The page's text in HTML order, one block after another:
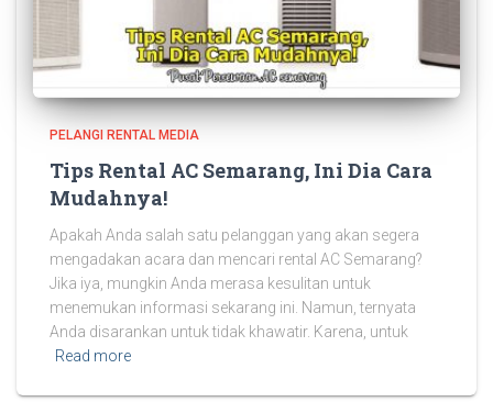
PELANGI RENTAL MEDIA
Tips Rental AC Semarang, Ini Dia Cara
Mudahnya!
Apakah Anda salah satu pelanggan yang akan segera
mengadakan acara dan mencari rental AC Semarang?
Jika iya, mungkin Anda merasa kesulitan untuk
menemukan informasi sekarang ini. Namun, ternyata
Anda disarankan untuk tidak khawatir. Karena, untuk
Read more